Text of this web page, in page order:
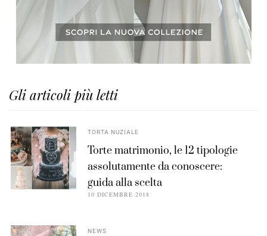
Gli articoli più letti
TORTA NUZIALE
Torte matrimonio, le 12 tipologie
assolutamente da conoscere:
guida alla scelta
10 DICEMBRE 2018
NEWS